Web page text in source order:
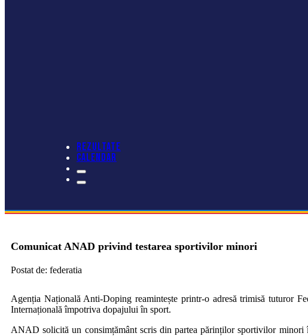
REZULTATE
CALENDAR
Comunicat ANAD privind testarea sportivilor minori
Postat de: federatia
Agenția Națională Anti-Doping reamintește printr-o adresă trimisă tuturor
Internațională împotriva dopajului în sport.
ANAD solicită un consimțământ scris din partea părinților sportivilor